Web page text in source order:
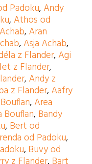
Padoku, Andy
, Athos od
, Aran
, Asja Achab,
z Flander, Agi
z Flander,
, Andy z
z Flander, Aafry
, Area
Bouflan, Bandy
, Bert od
od Padoku,
, Buvy od